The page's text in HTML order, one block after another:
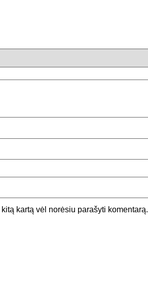
kartą vėl norėsiu parašyti komentarą.